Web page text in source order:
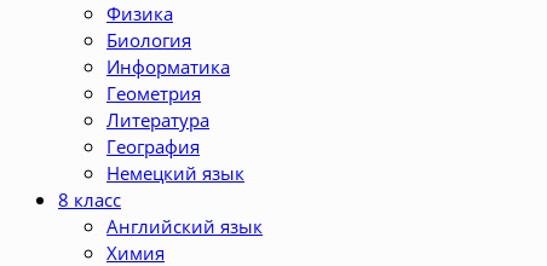
Физика
Биология
Информатика
Геометрия
Литература
География
Немецкий язык
8 класс
Английский язык
Химия